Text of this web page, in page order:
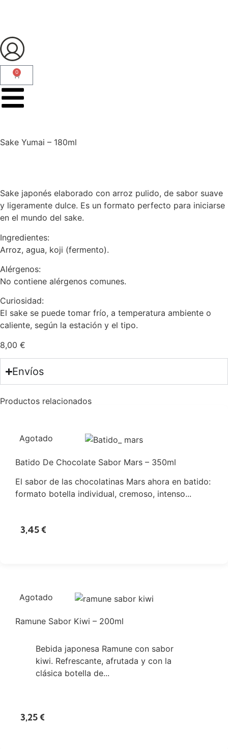
0
Sake Yumai – 180ml
Sake japonés elaborado con arroz pulido, de sabor suave
y ligeramente dulce. Es un formato perfecto para iniciarse
en el mundo del sake.
Ingredientes:
Arroz, agua, koji (fermento).
Alérgenos:
No contiene alérgenos comunes.
Curiosidad:
El sake se puede tomar frío, a temperatura ambiente o
caliente, según la estación y el tipo.
8,00 €
Envíos
Productos relacionados
Agotado
Batido De Chocolate Sabor Mars – 350ml
El sabor de las chocolatinas Mars ahora en batido:
formato botella individual, cremoso, intenso...
3,45€
Agotado
Ramune Sabor Kiwi – 200ml
Bebida japonesa Ramune con sabor
kiwi. Refrescante, afrutada y con la
clásica botella de...
3,25€